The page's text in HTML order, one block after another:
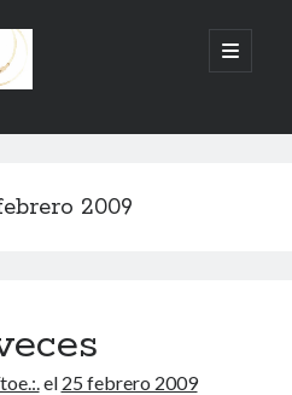
abrir
menú
2009
el 25 febrero 2009